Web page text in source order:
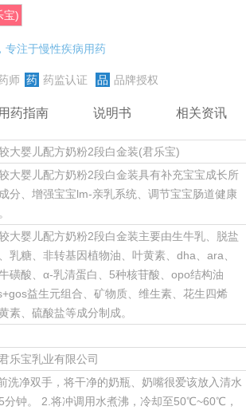
宝)
专注于慢性疾病用药
师 药 药监认证 品 品牌授权
用药指南 说明书 相关资讯
大婴儿配方奶粉2段白金装(君乐宝)
大婴儿配方奶粉2段白金装具有补充宝宝成长所
分、增强宝宝lm-亲乳系统、调节宝宝肠道健康
大婴儿配方奶粉2段白金装主要由生牛乳、脱盐
乳糖、非转基因植物油、叶黄素、dha、ara、
磺酸、α-乳清蛋白、5种核苷酸、opo结构油
益生元组合、矿物质、维生素、花生四烯
素、硫酸盐等成分制成。
乐宝乳业有限公司
洗净双手，将干净的奶瓶、奶嘴很爱该放入清水
分钟。 2.将冲调用水煮沸，冷却至50℃~60℃，